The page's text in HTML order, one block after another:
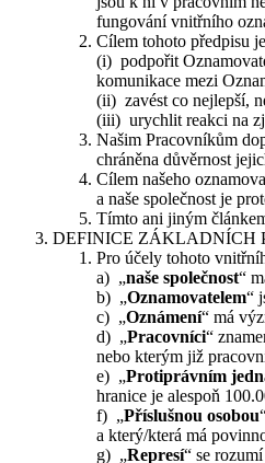
fungování vnitřního
Cílem tohoto předpisu
(i) podpořit
komunikace mezi
(ii) zavést co nejlepší,
(iii) urychlit reakci na
Našim Pracovníkům
chráněna důvěrnost
Cílem našeho
a naše společnost je
Tímto ani jiným
DEFINICE ZÁKLADNÍCH
Pro účely tohoto
a) „naše společnost“
b) „Oznamovatelem“
c) „Oznámení“ má
d) „Pracovníci“
nebo kterým již
e) „Protiprávním
hranice je alespoň
f) „Příslušnou osobou
a který/která má
g) „Represí“ se